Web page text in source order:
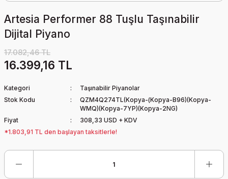
Artesia Performer 88 Tuşlu Taşınabilir
Dijital Piyano
17.082,46 TL
16.399,16 TL
Kategori
Taşınabilir Piyanolar
Stok Kodu
QZM4Q274TL(Kopya-(Kopya-B96)(Kopya-
WMQ)(Kopya-7YP)(Kopya-2NG)
Fiyat
308,33 USD + KDV
*1.803,91 TL den başlayan taksitlerle!